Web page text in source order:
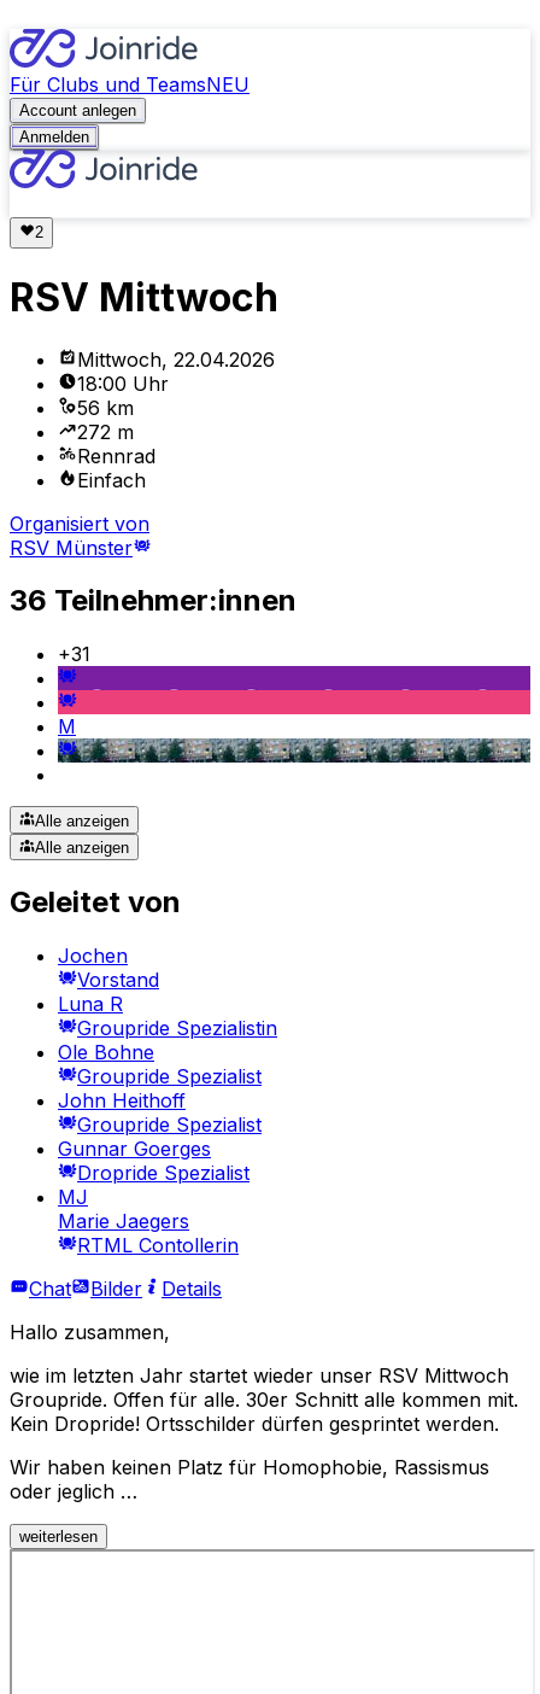
Für Clubs und TeamsNEU
Account anlegen
Anmelden
RSV Mittwoch
Mittwoch, 22.04.2026
18:00 Uhr
56 km
272 m
Rennrad
Einfach
Organisiert von
RSV Münster
36 Teilnehmer:innen
+31
M
Alle anzeigen
Alle anzeigen
Geleitet von
Jochen
Vorstand
Luna R
Groupride Spezialistin
Ole Bohne
Groupride Spezialist
John Heithoff
Groupride Spezialist
Gunnar Goerges
Dropride Spezialist
MJ
Marie Jaegers
RTML Contollerin
Chat
Bilder
Details
Hallo zusammen,
wie im letzten Jahr startet wieder unser RSV Mittwoch
Groupride. Offen für alle. 30er Schnitt alle kommen mit.
Kein Dropride! Ortsschilder dürfen gesprintet werden.
Wir haben keinen Platz für Homophobie, Rassismus
oder jeglich …
weiterlesen